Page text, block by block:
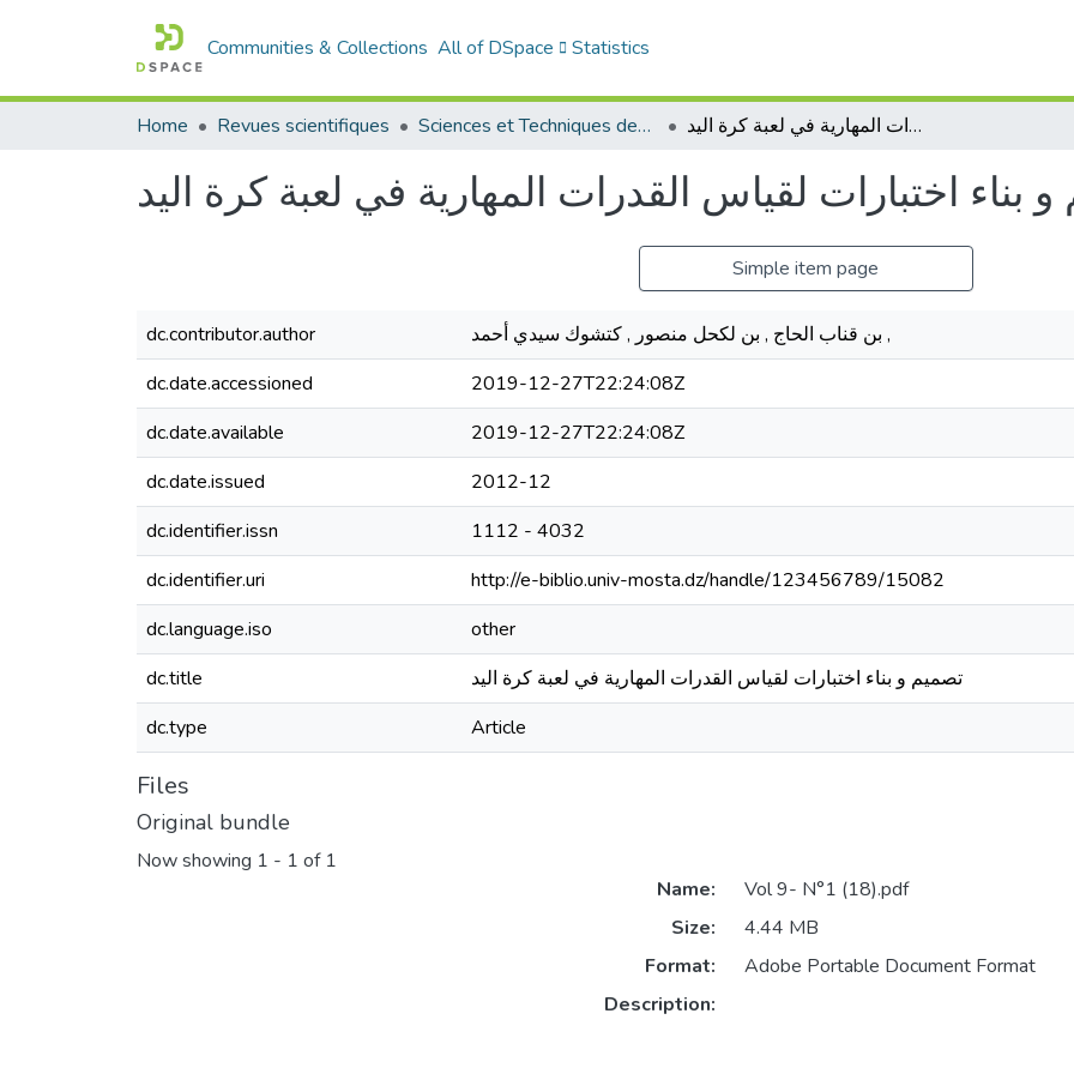
Communities & Collections All of DSpace Statistics
Home Revues scientifiques Sciences et Techniques des Activités Physiques et Sportives (RISTAPS) تصميم و بناء اختبارات لقياس القدرات المهارية في لعبة كرة اليد
بناء اختبارات لقياس القدرات المهارية في لعبة كرة اليد
Simple item page
dc.contributor.author
بن قناب الحاج , بن لكحل منصور , كتشوك سيدي أحمد ,
dc.date.accessioned
2019-12-27T22:24:08Z
dc.date.available
2019-12-27T22:24:08Z
dc.date.issued
2012-12
dc.identifier.issn
1112 - 4032
dc.identifier.uri
http://e-biblio.univ-mosta.dz/handle/123456789/15082
dc.language.iso
other
dc.title
تصميم و بناء اختبارات لقياس القدرات المهارية في لعبة كرة اليد
dc.type
Article
Files
Original bundle
Now showing 1 - 1 of 1
Name:
Vol 9- N°1 (18).pdf
Size:
4.44 MB
Format:
Adobe Portable Document Format
Description: